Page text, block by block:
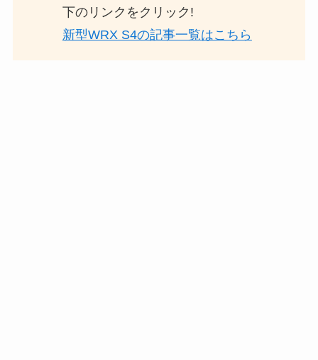
下のリンクをクリック!
新型WRX S4の記事一覧はこちら